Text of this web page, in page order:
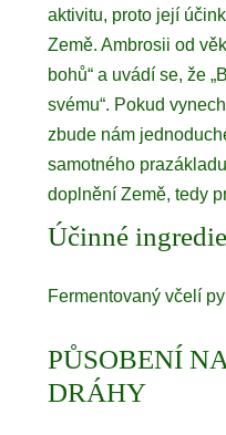
aktivitu, proto její
Země. Ambrosii od
bohů“ a uvádí se, že
svému“. Pokud
zbude nám
samotného
doplnění Země, tedy
Účinné
Fermentovaný včelí
PŮSOBENÍ
DRÁHY